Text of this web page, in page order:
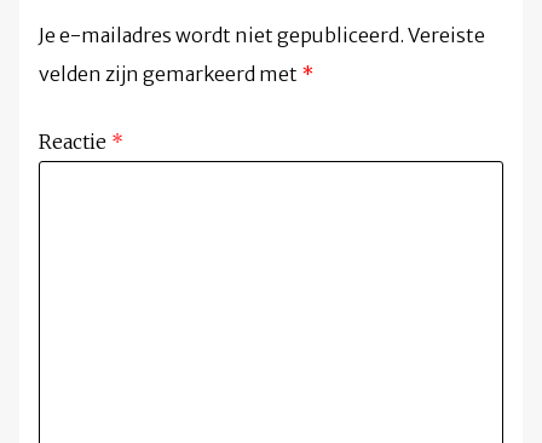
Je e-mailadres wordt niet gepubliceerd. Vereiste
velden zijn gemarkeerd met *
Reactie *